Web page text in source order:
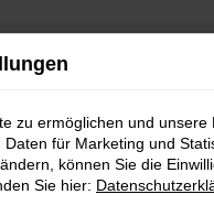
zu ermöglichen und unsere
für Marketing und
können Sie die
Sie hier: